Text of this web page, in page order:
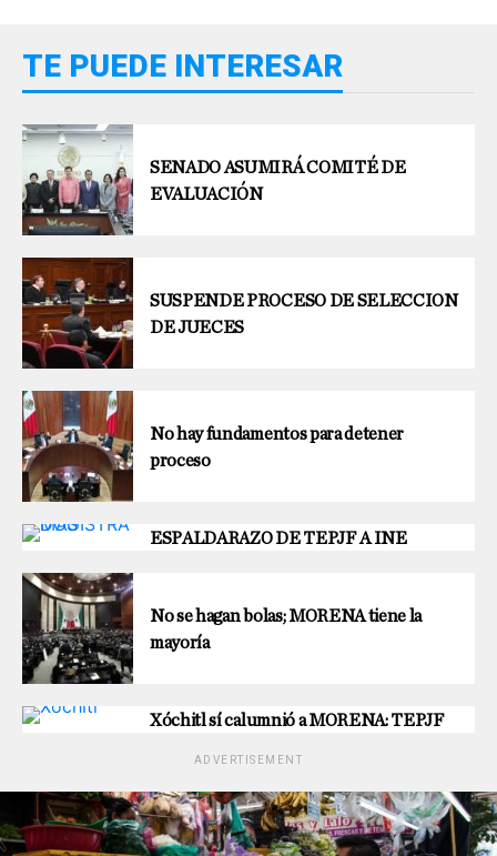
TE PUEDE INTERESAR
SENADO ASUMIRÁ COMITÉ DE
EVALUACIÓN
SUSPENDE PROCESO DE SELECCION
DE JUECES
No hay fundamentos para detener
proceso
ESPALDARAZO DE TEPJF A INE
No se hagan bolas; MORENA tiene la
mayoría
Xóchitl sí calumnió a MORENA: TEPJF
ADVERTISEMENT